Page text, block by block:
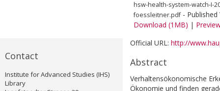
Contact
Institute for Advanced Studies (IHS)
Library
hsw-health-system-watch-I-
foessleitner.pdf- Published
Download (1MB) |
Official URL: http://
Abstract
Verhaltensökonomische
Ökonomie und finden